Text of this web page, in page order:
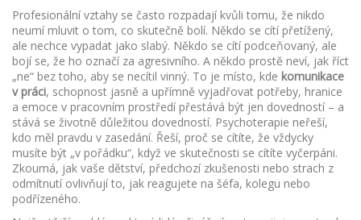
Profesionální vztahy se často rozpadají kvůli tomu, že nikdo
neumí mluvit o tom, co skutečně bolí. Někdo se cítí přetížený,
ale nechce vypadat jako slabý. Někdo se cítí podceňovaný, ale
bojí se, že ho označí za agresivního. A někdo prostě neví, jak říct
„ne“ bez toho, aby se necítil vinný. To je místo, kde komunikace
v práci, schopnost jasně a upřímně vyjadřovat potřeby, hranice
a emoce v pracovním prostředí přestává být jen dovedností – a
stává se životně důležitou dovedností. Psychoterapie neřeší,
kdo měl pravdu v zasedání. Řeší, proč se cítíte, že vždycky
musíte být „v pořádku“, když ve skutečnosti se cítíte vyčerpáni.
Zkoumá, jak vaše dětství, předchozí zkušenosti nebo strach z
odmítnutí ovlivňují to, jak reagujete na šéfa, kolegu nebo
podřízeného.